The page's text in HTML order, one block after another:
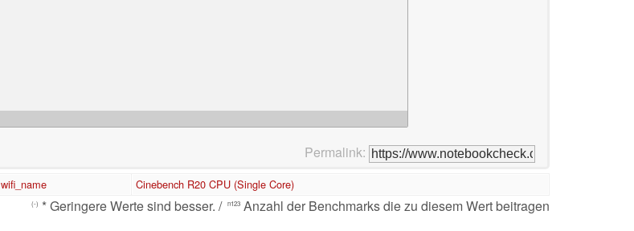
Permalink:
wifi_name Cinebench R20 CPU (Single Core)
(-) * Geringere Werte sind besser. / n123 Anzahl der Benchmarks die zu diesem Wert beitragen